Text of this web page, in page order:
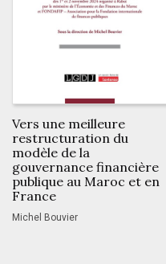
Vers une meilleure
restructuration du
modèle de la
gouvernance financière
publique au Maroc et en
France
Michel Bouvier